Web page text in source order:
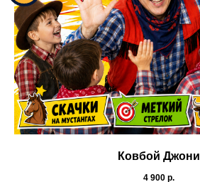
Ковбой Джони
4 900 р.